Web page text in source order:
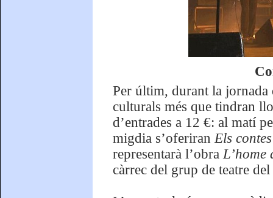
Per últim, durant la jornada
culturals més que tindran
d’entrades a 12 €: al matí
migdia s’oferiran Els
representarà l’obra L’home
càrrec del grup de teatre